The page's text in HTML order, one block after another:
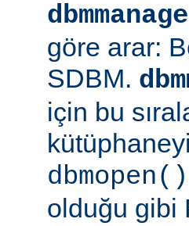
dbmmanage
göre arar:
SDBM.
için bu
dbmopen()
olduğu gibi